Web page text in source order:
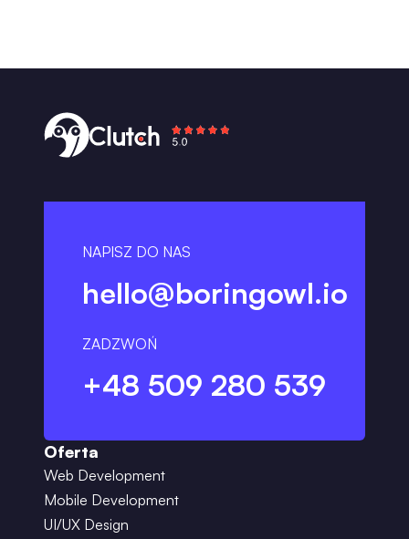
NAPISZ DO NAS
hello@boringowl.io
ZADZWOŃ
+48 509 280 539
Oferta
Web Development
Mobile Development
UI/UX Design